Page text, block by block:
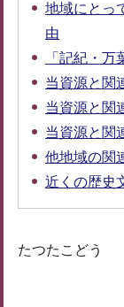
地域にとっ
由
「記紀・
当資源と関
当資源と関
当資源と関
他地域の関
近くの歴史
たつたこどう